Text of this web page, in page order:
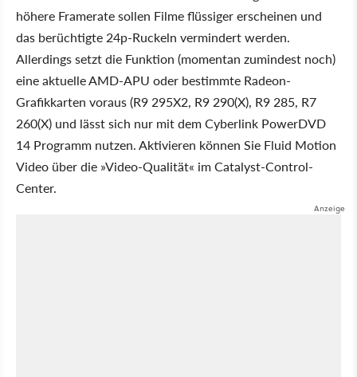
höhere Framerate sollen Filme flüssiger erscheinen und
das berüchtigte 24p-Ruckeln vermindert werden.
Allerdings setzt die Funktion (momentan zumindest noch)
eine aktuelle AMD-APU oder bestimmte Radeon-
Grafikkarten voraus (R9 295X2, R9 290(X), R9 285, R7
260(X) und lässt sich nur mit dem Cyberlink PowerDVD
14 Programm nutzen. Aktivieren können Sie Fluid Motion
Video über die »Video-Qualität« im Catalyst-Control-
Center.